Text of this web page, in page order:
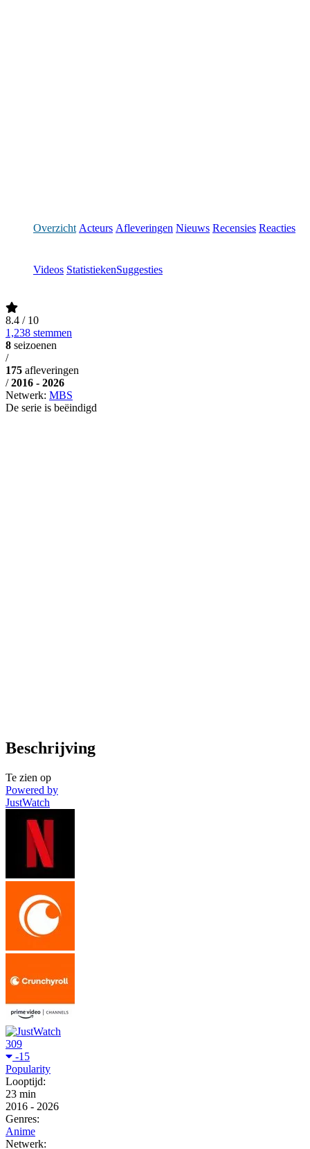
Overzicht Acteurs Afleveringen Nieuws Recensies Reacties
Videos StatistiekenSuggesties
8.4 / 10
1,238 stemmen
8 seizoenen
/
175 afleveringen
/ 2016 - 2026
Netwerk: MBS
De serie is beëindigd
Beschrijving
Te zien op
Powered by
JustWatch
309
-15
Popularity
Looptijd:
23 min
2016 - 2026
Genres:
Anime
Netwerk: